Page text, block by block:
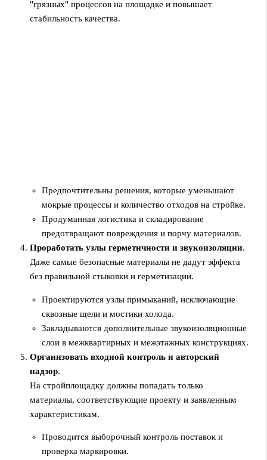
"грязных" процессов на площадке и повышает
стабильность качества.
Предпочтительны решения, которые уменьшают
мокрые процессы и количество отходов на стройке.
Продуманная логистика и складирование
предотвращают повреждения и порчу материалов.
Проработать узлы герметичности и звукоизоляции.
Даже самые безопасные материалы не дадут эффекта
без правильной стыковки и герметизации.
Проектируются узлы примыканий, исключающие
сквозные щели и мостики холода.
Закладываются дополнительные звукоизоляционные
слои в межквартирных и межэтажных конструкциях.
Организовать входной контроль и авторский
надзор.
На стройплощадку должны попадать только
материалы, соответствующие проекту и заявленным
характеристикам.
Проводится выборочный контроль поставок и
проверка маркировки.